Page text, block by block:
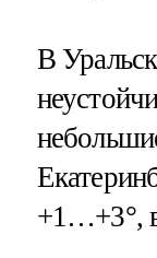
В
+1…+3°,